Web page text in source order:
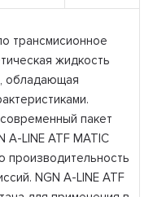
трансмисионное
жидкость
обладающая
пакет
A-LINE ATF MATIC
производительность
NGN A-LINE ATF